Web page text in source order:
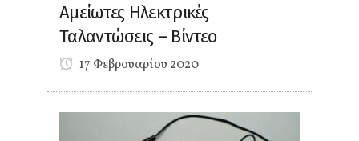
Αμείωτες Ηλεκτρικές
Ταλαντώσεις – Βίντεο
17 Φεβρουαρίου 2020